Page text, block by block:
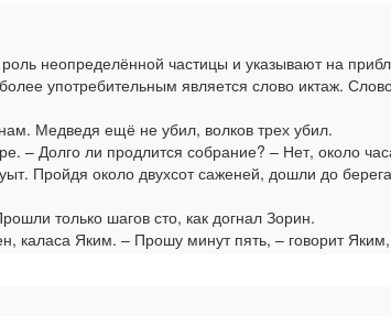
неопределённой частицы и указывают на
употребительным является слово иктаж.
Медведя ещё не убил, волков трех убил.
– Долго ли продлится собрание? – Нет, около
Пройдя около двухсот саженей, дошли до
только шагов сто, как догнал Зорин.
Яким. – Прошу минут пять, – говорит Яким,